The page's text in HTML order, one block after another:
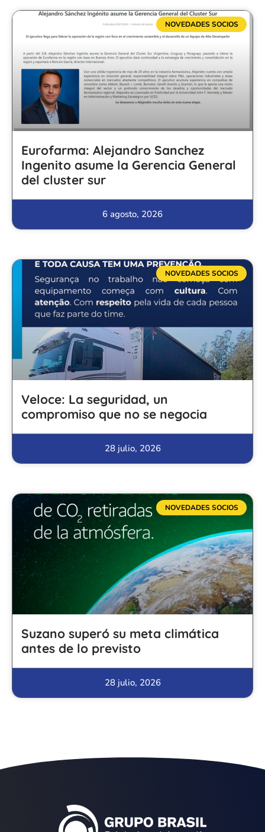
NOVEDADES SOCIOS
Eurofarma: Alejandro Sanchez
Ingenito asume la Gerencia General
del cluster sur
6 agosto, 2026
NOVEDADES SOCIOS
Veloce: La seguridad, un
compromiso que no se negocia
28 julio, 2026
NOVEDADES SOCIOS
Suzano superó su meta climática
antes de lo previsto
28 julio, 2026